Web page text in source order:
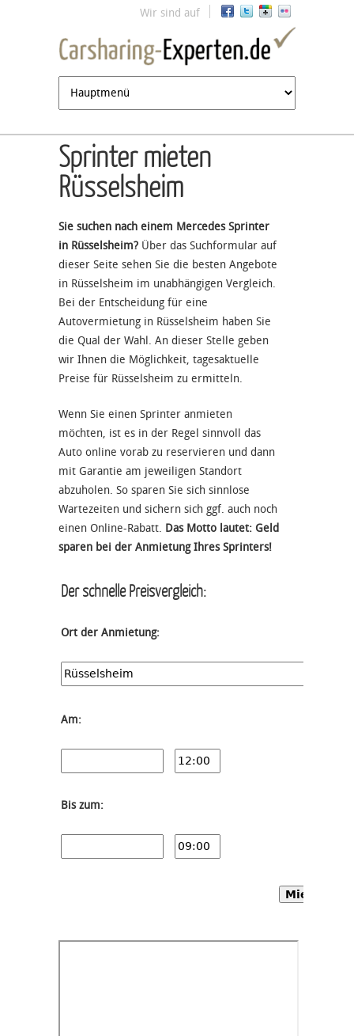
Jump to navigation
Wir sind auf
Sprinter mieten
Rüsselsheim
Sie suchen nach einem Mercedes Sprinter
in Rüsselsheim? Über das Suchformular auf
dieser Seite sehen Sie die besten Angebote
in Rüsselsheim im unabhängigen Vergleich.
Bei der Entscheidung für eine
Autovermietung in Rüsselsheim haben Sie
die Qual der Wahl. An dieser Stelle geben
wir Ihnen die Möglichkeit, tagesaktuelle
Preise für Rüsselsheim zu ermitteln.
Wenn Sie einen Sprinter anmieten
möchten, ist es in der Regel sinnvoll das
Auto online vorab zu reservieren und dann
mit Garantie am jeweiligen Standort
abzuholen. So sparen Sie sich sinnlose
Wartezeiten und sichern sich ggf. auch noch
einen Online-Rabatt. Das Motto lautet: Geld
sparen bei der Anmietung Ihres Sprinters!
Der schnelle Preisvergleich:
Ort der Anmietung:
Am:
Bis zum: